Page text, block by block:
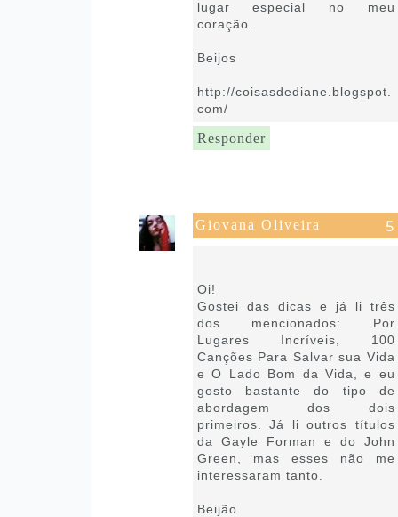
lugar especial no meu
coração.
Beijos
http://coisasdediane.blogspot.
com/
Responder
Giovana Oliveira
Oi!
Gostei das dicas e já li três
dos mencionados: Por
Lugares Incríveis, 100
Canções Para Salvar sua Vida
e O Lado Bom da Vida, e eu
gosto bastante do tipo de
abordagem dos dois
primeiros. Já li outros títulos
da Gayle Forman e do John
Green, mas esses não me
interessaram tanto.
Beijão